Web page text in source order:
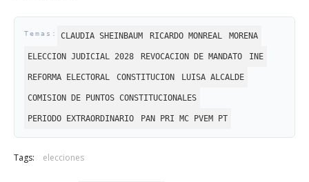
CLAUDIA SHEINBAUM RICARDO MONREAL MORENA
ELECCION JUDICIAL 2028 REVOCACION DE MANDATO INE
REFORMA ELECTORAL CONSTITUCION LUISA ALCALDE
COMISION DE PUNTOS CONSTITUCIONALES
PERIODO EXTRAORDINARIO PAN PRI MC PVEM PT
Tags: elecciones